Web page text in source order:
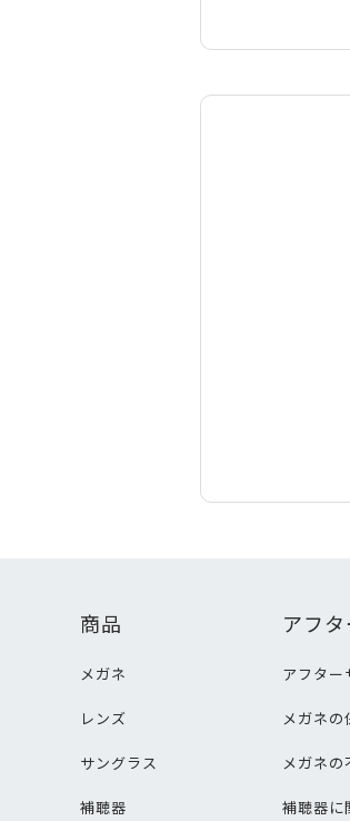
商品
メガネ
レンズ
サングラス
補聴器
アフ
アフター
メガネの
メガネの
補聴器に